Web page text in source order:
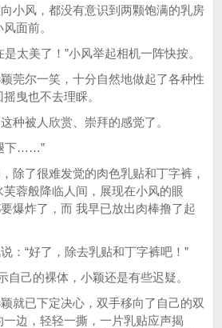
小风，都没有意识到两颗饱满的乳房
面前。
太美了！”小风举起相机一阵快按。
莞尔一笑，十分自然地做起了各种性
曳也不去理睬。
种被人欣赏、崇拜的感觉了。
下……”
除了很难发觉的肉色乳贴和丁字裤，
蓉般降临人间，展现在小风的眼
爆炸了，而 我早已放出肉棒撸了起
：“好了，除去乳贴和丁字裤吧！”
自己的裸体，小颖还是有些迟疑。
就已下定决心，双手移向了自己的双
边，轻轻一撕，一片乳贴应声揭